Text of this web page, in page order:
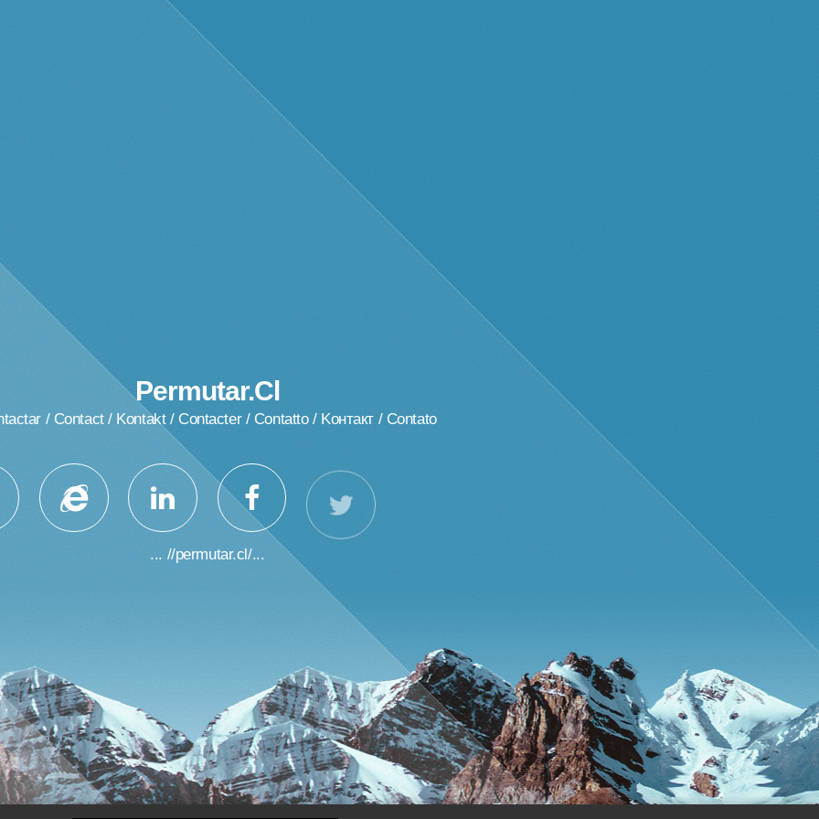
Permutar.cl
/ Contact / Kontakt / Contacter / Contatto / Kонтакт / Contato
... //permutar.cl/...